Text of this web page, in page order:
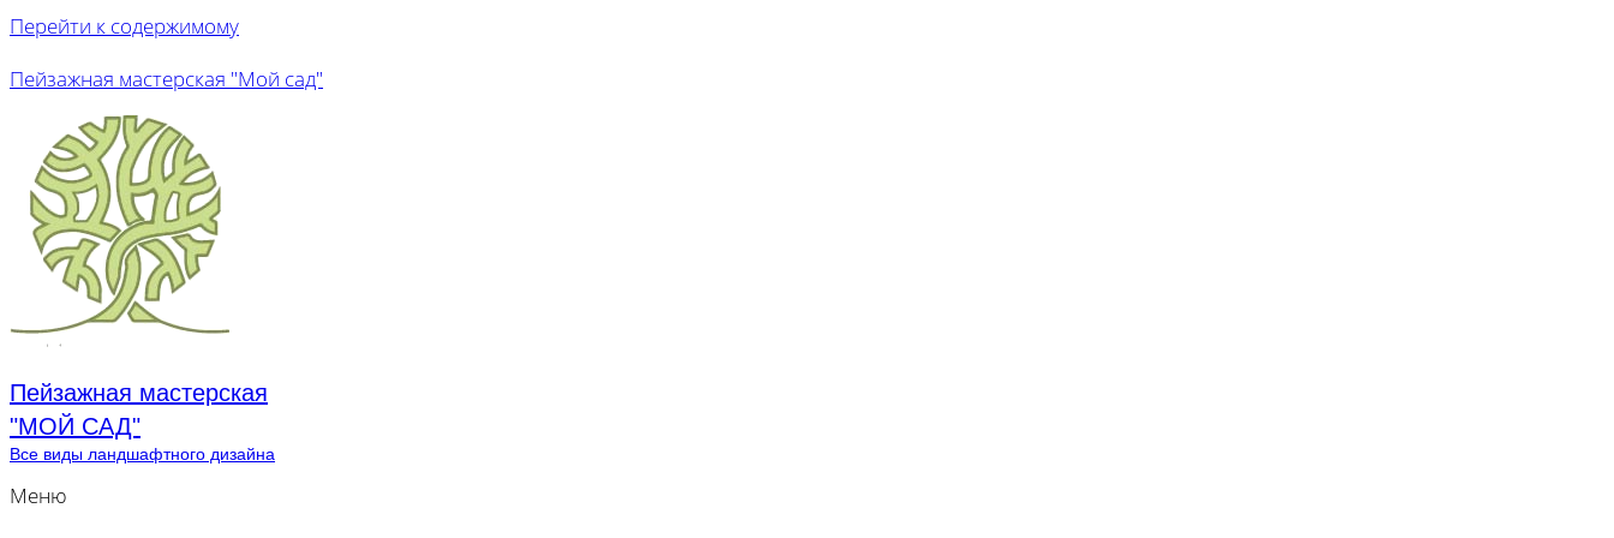
Перейти к содержимому
Пейзажная мастерская "Мой сад"
Пейзажная мастерская
"МОЙ САД"
Все виды ландшафтного дизайна
Меню